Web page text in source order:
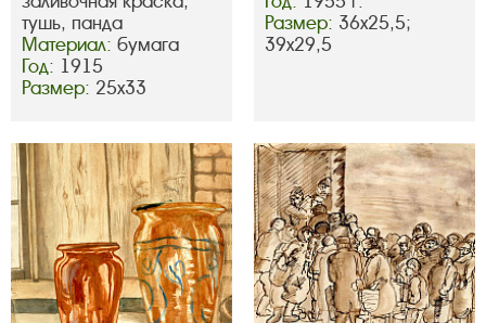
тушь, панда
Материал: бумага
Год: 1915
Размер: 25х33
Размер: 36х25,5;
39х29,5